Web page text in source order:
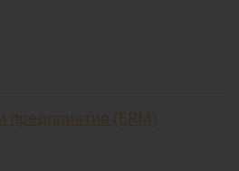
предприятия (ERM)